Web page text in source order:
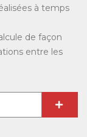
à temps
de façon
entre les